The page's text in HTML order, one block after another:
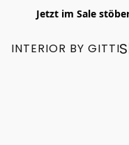
Jetzt im Sale
INTERIOR BY GITTI